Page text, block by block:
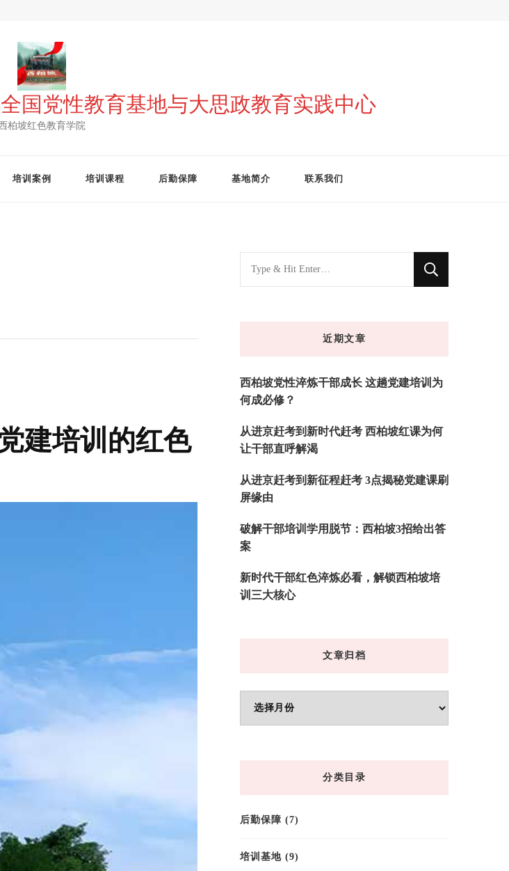
国党性教育基地与大思政教育实践中心
柏坡红色教育学院
培训案例 培训课程 后勤保障 基地简介 联系我们
建培训的红色
找
什
近期文章
西柏坡党性淬炼干部成长 这趟党建培训为
何成必修？
从进京赶考到新时代赶考 西柏坡红课为何
让干部直呼解渴
从进京赶考到新征程赶考 3点揭秘党建课刷
屏缘由
破解干部培训学用脱节：西柏坡3招给出答
案
新时代干部红色淬炼必看，解锁西柏坡培
训三大核心
文章归档
章
分类目录
后勤保障 (7)
培训基地 (9)